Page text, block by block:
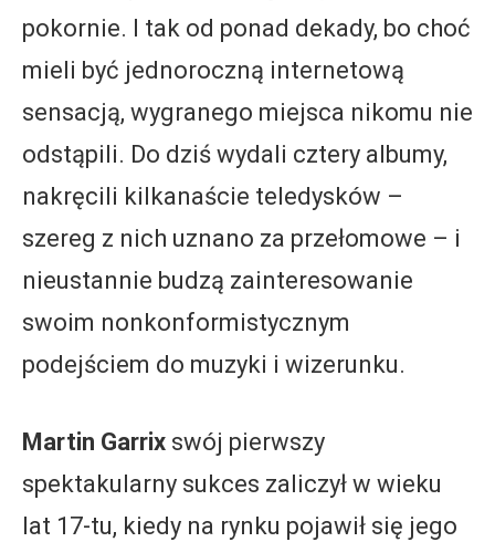
pokornie. I tak od ponad dekady, bo choć
mieli być jednoroczną internetową
sensacją, wygranego miejsca nikomu nie
odstąpili. Do dziś wydali cztery albumy,
nakręcili kilkanaście teledysków –
szereg z nich uznano za przełomowe – i
nieustannie budzą zainteresowanie
swoim nonkonformistycznym
podejściem do muzyki i wizerunku.
Martin Garrix swój pierwszy
spektakularny sukces zaliczył w wieku
lat 17-tu, kiedy na rynku pojawił się jego